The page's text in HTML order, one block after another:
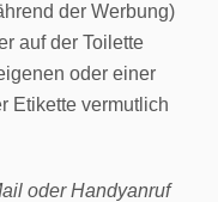
der Werbung)
auf der Toilette
oder einer
Etikette vermutlich
oder Handyanruf